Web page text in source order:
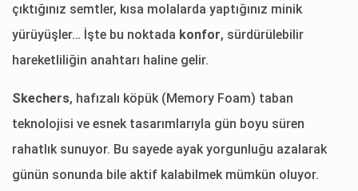
çıktığınız semtler, kısa molalarda yaptığınız minik
yürüyüşler… İşte bu noktada konfor, sürdürülebilir
hareketliliğin anahtarı haline gelir.
Skechers, hafızalı köpük (Memory Foam) taban
teknolojisi ve esnek tasarımlarıyla gün boyu süren
rahatlık sunuyor. Bu sayede ayak yorgunluğu azalarak
günün sonunda bile aktif kalabilmek mümkün oluyor.